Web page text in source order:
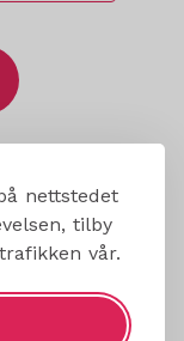
nettstedet
tilby
vår.